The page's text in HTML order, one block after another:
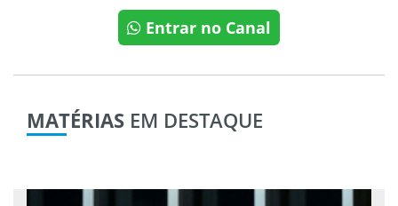
Entrar no Canal
MATÉRIAS EM DESTAQUE